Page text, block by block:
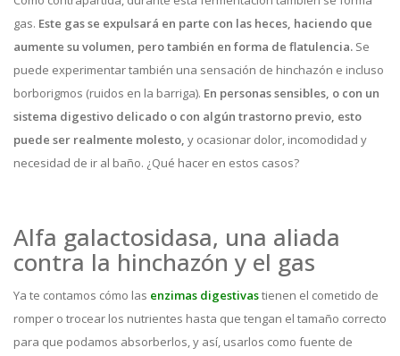
gas. Este gas se expulsará en parte con las heces, haciendo que
aumente su volumen, pero también en forma de flatulencia. Se
puede experimentar también una sensación de hinchazón e incluso
borborigmos (ruidos en la barriga). En personas sensibles, o con un
sistema digestivo delicado o con algún trastorno previo, esto
puede ser realmente molesto, y ocasionar dolor, incomodidad y
necesidad de ir al baño. ¿Qué hacer en estos casos?
Alfa galactosidasa, una aliada
contra la hinchazón y el gas
Ya te contamos cómo las enzimas digestivastienen el cometido de
romper o trocear los nutrientes hasta que tengan el tamaño correcto
para que podamos absorberlos, y así, usarlos como fuente de